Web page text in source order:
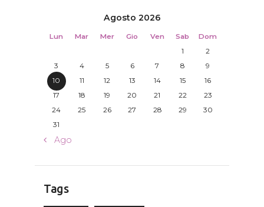
Agosto 2026
Lun Mar Mer Gio Ven Sab
Dom
1
2
3
4 5 6 7 8
9
10
11 12 13 14 15
16
17
18 19 20 21 22
23
24
25 26 27 28 29
30
31
« Ago
Tags